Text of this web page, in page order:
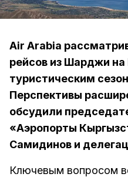
Air Arabia
рейсов из Шарджи
туристическим
Перспективы
обсудили
«Аэропорты
Самидинов и
Ключевым вопросом